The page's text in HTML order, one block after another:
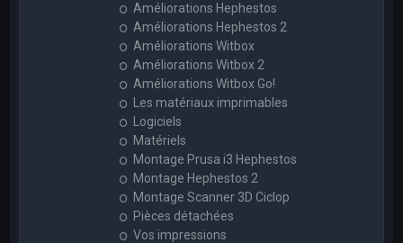
Améliorations Hephestos
Améliorations Hephestos 2
Améliorations Witbox
Améliorations Witbox 2
Améliorations Witbox Go!
Les matériaux imprimables
Logiciels
Matériels
Montage Prusa i3 Hephestos
Montage Hephestos 2
Montage Scanner 3D Ciclop
Pièces détachées
Vos impressions